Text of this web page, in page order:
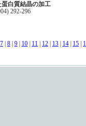
白質結晶の加工
292-296
7 8 9 10 11 12 13 14 15